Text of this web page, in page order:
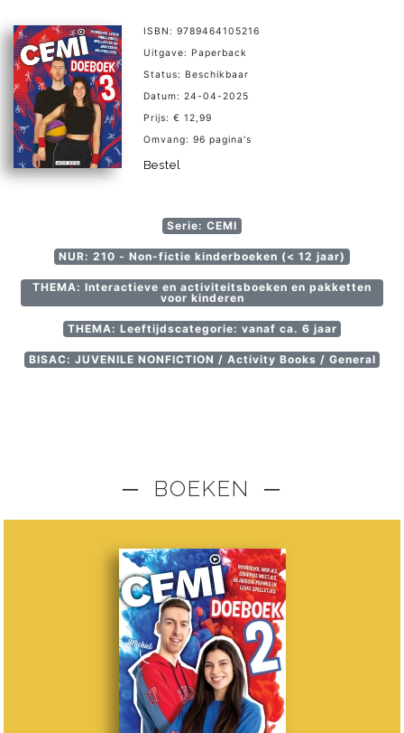
ISBN: 9789464105216
Uitgave: Paperback
Status: Beschikbaar
Datum: 24-04-2025
Prijs: € 12,99
Omvang: 96 pagina's
Bestel
Serie: CEMI
NUR: 210 - Non-fictie kinderboeken (< 12 jaar)
THEMA: Interactieve en activiteitsboeken en pakketten
voor kinderen
THEMA: Leeftijdscategorie: vanaf ca. 6 jaar
BISAC: JUVENILE NONFICTION / Activity Books / General
─ BOEKEN ─